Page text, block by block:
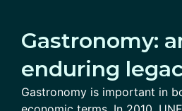
Gastronomy:
enduring
Gastronomy is important in